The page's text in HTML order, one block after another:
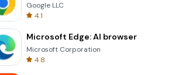
Google LLC
4.1
Microsoft Edge: AI browser
Microsoft Corporation
4.8